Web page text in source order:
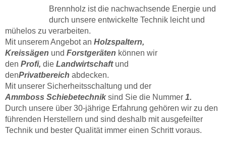
Brennholz ist die nachwachsende Energie und
durch unsere entwickelte Technik leicht und
mühelos zu verarbeiten.
Mit unserem Angebot an Holzspaltern,
Kreissägen und Forstgeräten können wir
den Profi, die Landwirtschaft und
denPrivatbereich abdecken.
Mit unserer Sicherheitsschaltung und der
Ammboss Schiebetechniksind Sie die Nummer 1.
Durch unsere über 30-jährige Erfahrung gehören wir zu den
führenden Herstellern und sind deshalb mit ausgefeilter
Technik und bester Qualität immer einen Schritt voraus.